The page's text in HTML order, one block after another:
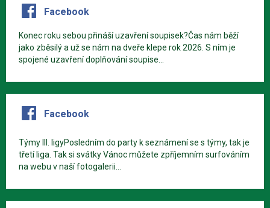
Facebook
Konec roku sebou přináší uzavření soupisek?Čas nám běží
jako zběsilý a už se nám na dveře klepe rok 2026. S ním je
spojené uzavření doplňování soupise...
Facebook
Týmy III. ligyPosledním do party k seznámení se s týmy, tak je
třetí liga. Tak si svátky Vánoc můžete zpříjemním surfováním
na webu v naší fotogalerii...